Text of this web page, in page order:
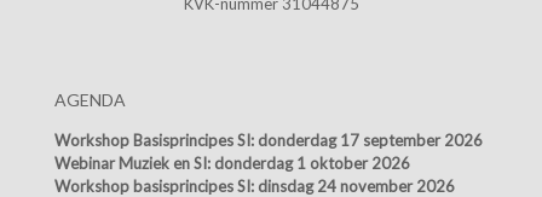
AGENDA
Workshop Basisprincipes SI: donderdag 17 september 2026
Webinar Muziek en SI: donderdag 1 oktober 2026
Workshop basisprincipes SI: dinsdag 24 november 2026